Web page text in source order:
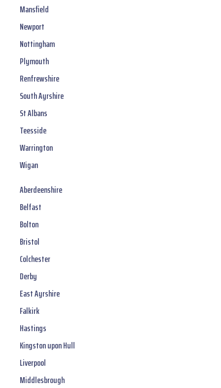
Mansfield
Newport
Nottingham
Plymouth
Renfrewshire
South Ayrshire
St Albans
Teesside
Warrington
Wigan
Aberdeenshire
Belfast
Bolton
Bristol
Colchester
Derby
East Ayrshire
Falkirk
Hastings
Kingston upon Hull
Liverpool
Middlesbrough